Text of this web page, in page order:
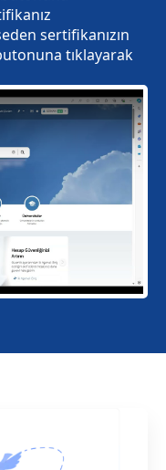
sertifikanızın
tıklayarak